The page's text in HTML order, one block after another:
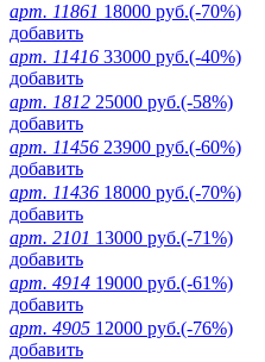
арт. 11861 18000 руб.(-70%)
добавить
арт. 11416 33000 руб.(-40%)
добавить
арт. 1812 25000 руб.(-58%)
добавить
арт. 11456 23900 руб.(-60%)
добавить
арт. 11436 18000 руб.(-70%)
добавить
арт. 2101 13000 руб.(-71%)
добавить
арт. 4914 19000 руб.(-61%)
добавить
арт. 4905 12000 руб.(-76%)
добавить